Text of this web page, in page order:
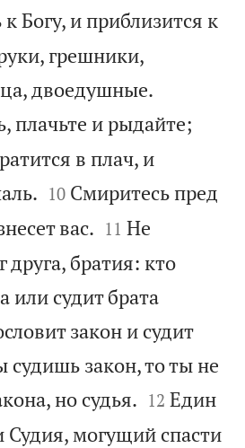
Богу, и приблизится к
грешники,
двоедушные.
плачьте и рыдайте;
в плач, и


10 Смиритесь пред
вас. 

11 Не
друга, братия: кто
или судит брата
закон и судит
судишь закон, то ты не
но судья. 

12 Един
Судия, могущий спасти